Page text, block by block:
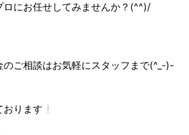
ロにお任せしてみませんか？(^^)/
のご相談はお気軽にスタッフまで(^_-)-
おります